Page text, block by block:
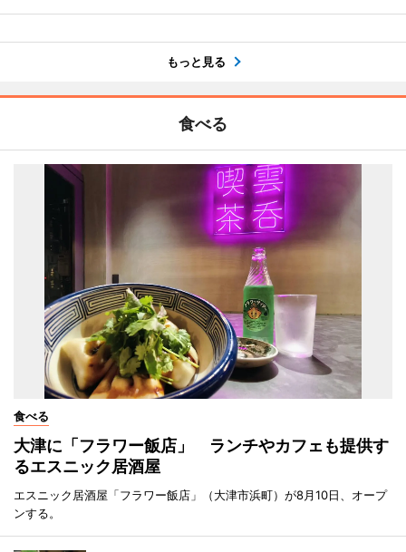
もっと見る
食べる
食べる
大津に「フラワー飯店」 ランチやカフェも提供す
るエスニック居酒屋
エスニック居酒屋「フラワー飯店」（大津市浜町）が8月10日、オープ
ンする。